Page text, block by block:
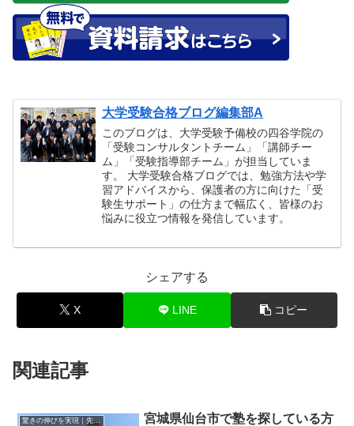
大学受験合格ブログ編集部A
このブログは、大学受験予備校の四谷学院の
「受験コンサルタントチーム」「講師チー
ム」「受験指導部チーム」が担当していま
す。 大学受験合格ブログでは、勉強方法や学
習アドバイスから、保護者の方に向けた「受
験生サポート」の仕方まで幅広く、皆様のお
悩みに役立つ情報を発信しています。
シェアする
X LINE コピー
関連記事
驚きの伸びを実現｜先輩列伝
宮城県仙台市で塾を探している方